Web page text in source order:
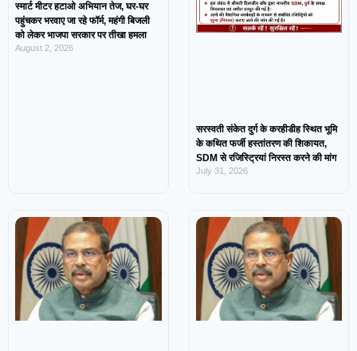
स्मार्ट मीटर हटाओ अभियान तेज, घर-घर
पहुंचकर भरवाए जा रहे फॉर्म, महंगी बिजली
को लेकर भाजपा सरकार पर तीखा हमला
August 2, 2026
सरस्वती संकेत दुर्ग के करहीडीह स्थित भूमि
के कथित फर्जी हस्तांतरण की शिकायत,
SDM से रजिस्ट्रियां निरस्त करने की मांग
July 31, 2026